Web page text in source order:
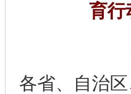
育行
各省、自治